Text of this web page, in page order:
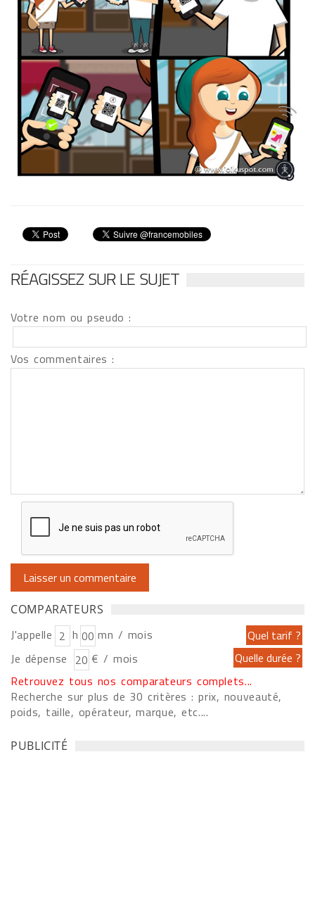
RÉAGISSEZ SUR LE SUJET
Votre nom ou pseudo :
Vos commentaires :
COMPARATEURS
J'appelle h
mn / mois
Je dépense
€ / mois
Retrouvez tous nos comparateurs complets...
Recherche sur plus de 30 critères : prix, nouveauté,
poids, taille, opérateur, marque, etc....
PUBLICITÉ